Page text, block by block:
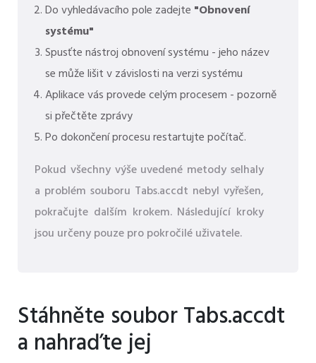
Do vyhledávacího pole zadejte "Obnovení
systému"
Spusťte nástroj obnovení systému - jeho název
se může lišit v závislosti na verzi systému
Aplikace vás provede celým procesem - pozorně
si přečtěte zprávy
Po dokončení procesu restartujte počítač.
Pokud všechny výše uvedené metody selhaly
a problém souboru Tabs.accdt nebyl vyřešen,
pokračujte dalším krokem. Následující kroky
jsou určeny pouze pro pokročilé uživatele.
Stáhněte soubor Tabs.accdt
a nahraďte jej